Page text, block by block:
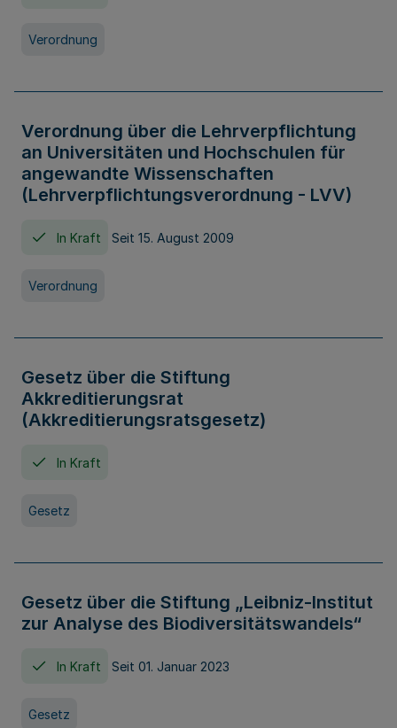
Verordnung
Verordnung über die Lehrverpflichtung
an Universitäten und Hochschulen für
angewandte Wissenschaften
(Lehrverpflichtungsverordnung - LVV)
In Kraft Seit 15. August 2009
Verordnung
Gesetz über die Stiftung
Akkreditierungsrat
(Akkreditierungsratsgesetz)
In Kraft
Gesetz
Gesetz über die Stiftung „Leibniz-Institut
zur Analyse des Biodiversitätswandels“
In Kraft Seit 01. Januar 2023
Gesetz